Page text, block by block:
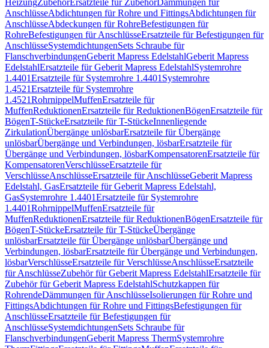
HeizungZubehörErsatzteile für ZubehörDämmungen für
AnschlüsseAbdichtungen für Rohre und FittingsAbdichtungen für
AnschlüsseAbdeckungen für RohreBefestigungen für
RohreBefestigungen für AnschlüsseErsatzteile für Befestigungen für
AnschlüsseSystemdichtungenSets Schraube für
FlanschverbindungenGeberit Mapress EdelstahlGeberit Mapress
EdelstahlErsatzteile für Geberit Mapress EdelstahlSystemrohre
1.4401Ersatzteile für Systemrohre 1.4401 Systemrohre
1.4521Ersatzteile für Systemrohre
1.4521RohrnippelMuffenErsatzteile für
MuffenReduktionenErsatzteile für ReduktionenBögenErsatzteile für
BögenT-StückeErsatzteile für T-StückeInnenliegende
ZirkulationÜbergänge unlösbarErsatzteile für Übergänge
unlösbarÜbergänge und Verbindungen, lösbarErsatzteile für
Übergänge und Verbindungen, lösbarKompensatorenErsatzteile für
KompensatorenVerschlüsseErsatzteile für
VerschlüsseAnschlüsseErsatzteile für AnschlüsseGeberit Mapress
Edelstahl, GasErsatzteile für Geberit Mapress Edelstahl,
GasSystemrohre 1.4401Ersatzteile für Systemrohre
1.4401RohrnippelMuffenErsatzteile für
MuffenReduktionenErsatzteile für ReduktionenBögenErsatzteile für
BögenT-StückeErsatzteile für T-StückeÜbergänge
unlösbarErsatzteile für Übergänge unlösbarÜbergänge und
Verbindungen, lösbarErsatzteile für Übergänge und Verbindungen,
lösbarVerschlüsseErsatzteile für VerschlüsseAnschlüsseErsatzteile
für AnschlüsseZubehör für Geberit Mapress EdelstahlErsatzteile für
Zubehör für Geberit Mapress EdelstahlSchutzkappen für
RohrendeDämmungen für AnschlüsseIsolierungen für Rohre und
FittingsAbdichtungen für Rohre und FittingsBefestigungen für
AnschlüsseErsatzteile für Befestigungen für
AnschlüsseSystemdichtungenSets Schraube für
FlanschverbindungenGeberit Mapress ThermSystemrohre